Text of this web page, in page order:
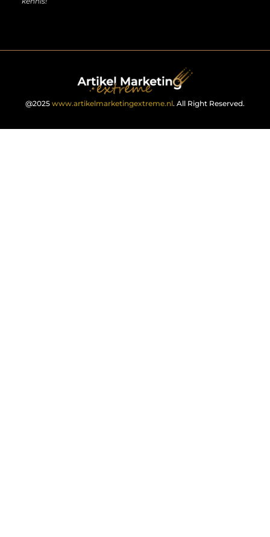
@2025 www.artikelmarketingextreme.nl. All Right Reserved.